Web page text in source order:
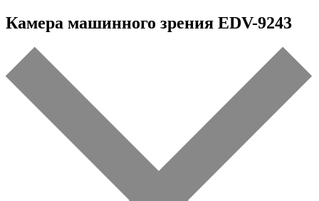
Камера машинного зрения EDV-9243